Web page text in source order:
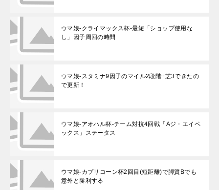
ウマ娘-クライマックス杯-最短「ショップ使用な
し」因子周回の時間
ウマ娘-スタミナ9因子のマイル2段階+芝3できたの
で更新！
ウマ娘-アオハル杯-チーム対抗4回戦「Aジ・エイペ
ックス」ステータス
ウマ娘-カプリコーン杯2回目(短距離)で脚質Bでも
意外と勝利する